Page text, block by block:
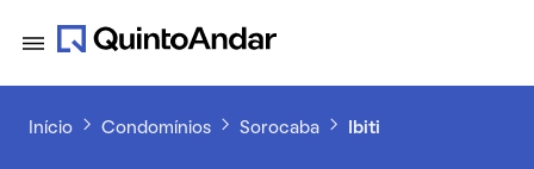
Início Condomínios Sorocaba Ibiti